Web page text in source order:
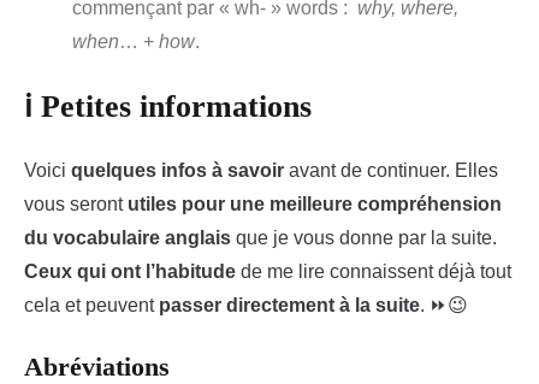
commençant par « wh- » words : why, where,
when… + how.
ℹ Petites informations
Voici quelques infos à savoir avant de continuer. Elles
vous seront utiles pour une meilleure compréhension
du vocabulaire anglais que je vous donne par la suite.
Ceux qui ont l’habitude de me lire connaissent déjà tout
cela et peuventpasser directement à la suite. ⏩😉
Abréviations